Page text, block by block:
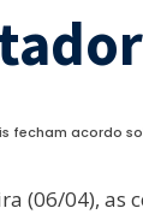
fecham acordo
(06/04), as